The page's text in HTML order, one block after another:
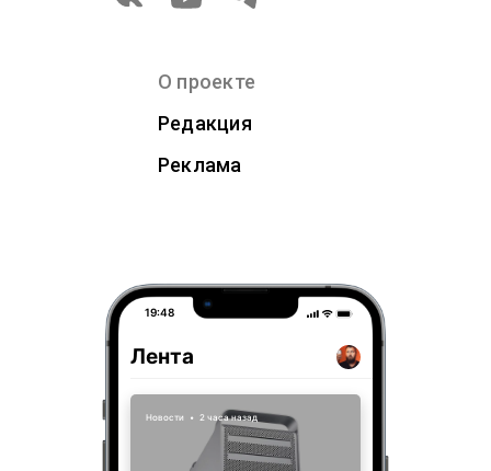
О проекте
Редакция
Реклама
19:48
Лента
Новости • 2 часа назад